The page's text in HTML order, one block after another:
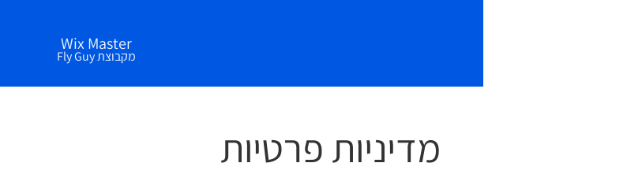
Wix Master
מקבוצת Fly Guy
מדיניות פרטיות